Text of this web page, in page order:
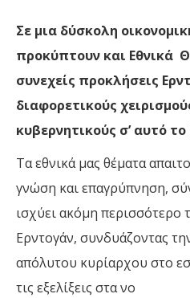
Σε μια δύσκολη
προκύπτουν και Εθνικά
συνεχείς προκλήσεις
διαφορετικούς
κυβερνητικούς σ’αυτό το
Τα εθνικά μας θέματα
γνώση και επαγρύπνηση,
ισχύει ακόμη περισσότερο
Ερντογάν, συνδυάζοντας
απόλυτου κυρίαρχου στο
τις εξελίξεις στα νο